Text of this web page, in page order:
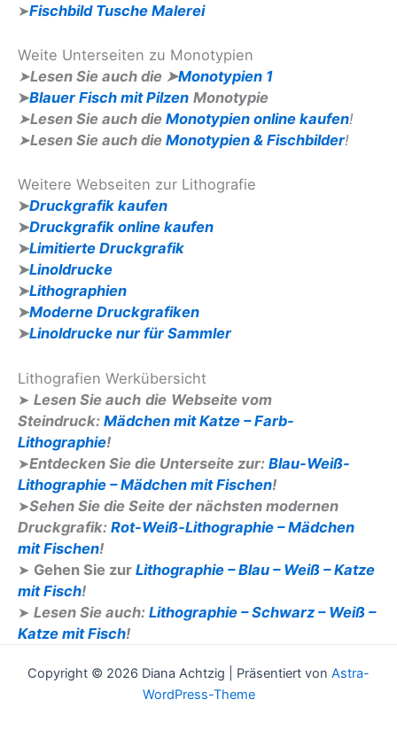
➤Fischbild Tusche Malerei
Weite Unterseiten zu Monotypien
➤Lesen Sie auch die ➤Monotypien 1
➤Blauer Fisch mit Pilzen Monotypie
➤Lesen Sie auch die Monotypien online kaufen!
➤Lesen Sie auch die Monotypien & Fischbilder!
Weitere Webseiten zur Lithografie
➤Druckgrafik kaufen
➤Druckgrafik online kaufen
➤Limitierte Druckgrafik
➤Linoldrucke
➤Lithographien
➤Moderne Druckgrafiken
➤Linoldrucke nur für Sammler
Lithografien Werkübersicht
➤ Lesen Sie auch die Webseite vom
Steindruck: Mädchen mit Katze – Farb-
Lithographie!
➤Entdecken Sie die Unterseite zur: Blau-Weiß-
Lithographie – Mädchen mit Fischen!
➤Sehen Sie die Seite der nächsten modernen
Druckgrafik: Rot-Weiß-Lithographie – Mädchen
mit Fischen!
➤ Gehen Sie zur Lithographie – Blau – Weiß – Katze
mit Fisch!
➤ Lesen Sie auch: Lithographie – Schwarz – Weiß –
Katze mit Fisch!
Copyright © 2026 Diana Achtzig | Präsentiert von Astra-
WordPress-Theme